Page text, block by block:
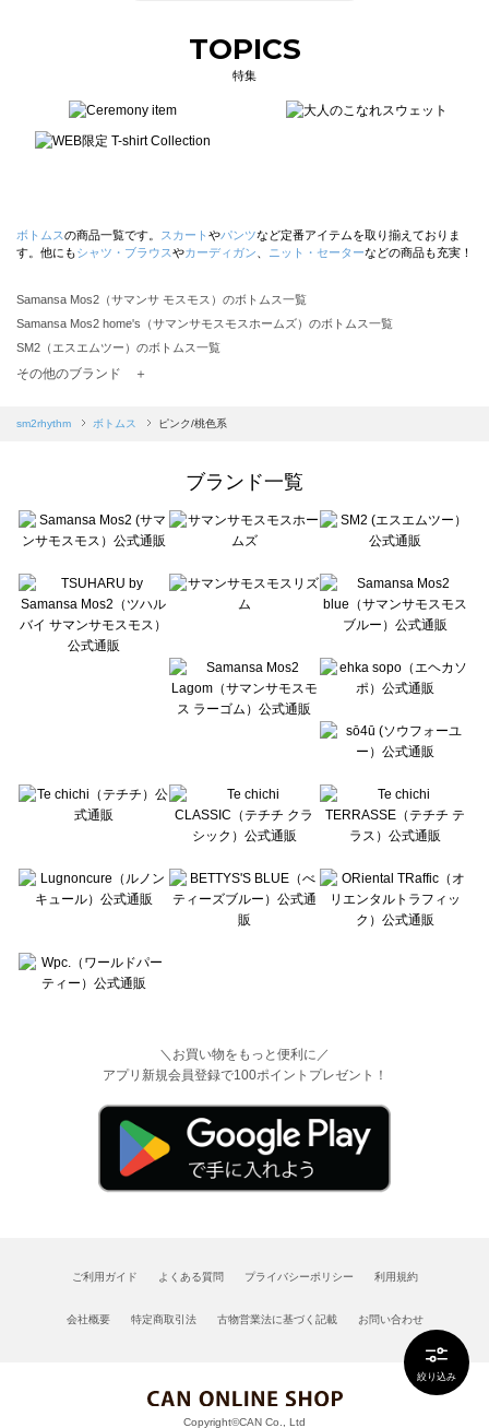
絞り込み
TOPICS
特集
ボトムスの商品一覧です。 スカート やパンツなど定番アイテムを取り揃えておりま
す。他にもシャツ・ブラウスやカーディガン ニット・セーターなどの商品も充実！
Samansa Mos2（サマンサ モスモス）のボトムス一覧
Samansa Mos2 home's（サマンサモスモスホームズ）のボトムス一覧
SM2（エスエムツー）のボトムス一覧
TSUHARU by Samansa Mos2（ツハルバイサマンサモスモス）のボトムス一覧
Samansa Mos2 blue（サマンサモスモス ブルー）のボトムス一覧
sō4ū（ソウフォーユー）のボトムス一覧
Te chichi（テチチ）のボトムス一覧
Te chichi CLASSIC（テチチ クラシック）のボトムス一覧
Lugnoncure（ルノンキュール）のボトムス一覧
BETTY'S BLUE（べティーズブルー）のボトムス一覧
Wpc.（ワールドパーティー）のボトムス一覧
その他のブランド ＋
sm2rhythm ボトムス ピンク/桃色系
ブランド一覧
＼お買い物をもっと便利に／
アプリ新規会員登録で100ポイントプレゼント！
ご利用ガイド よくある質問 プライバシーポリシー 利用規約
会社概要 特定商取引法 古物営業法に基づく記載 お問い合わせ
Copyright©CAN Co., Ltd